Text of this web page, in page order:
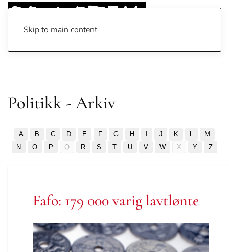
Skip to main content
Politikk - Arkiv
A B C D E F G H J K L
M
N
O P Q R S T U V W X Y Z
Fafo: 179 000 varig lavtlønte